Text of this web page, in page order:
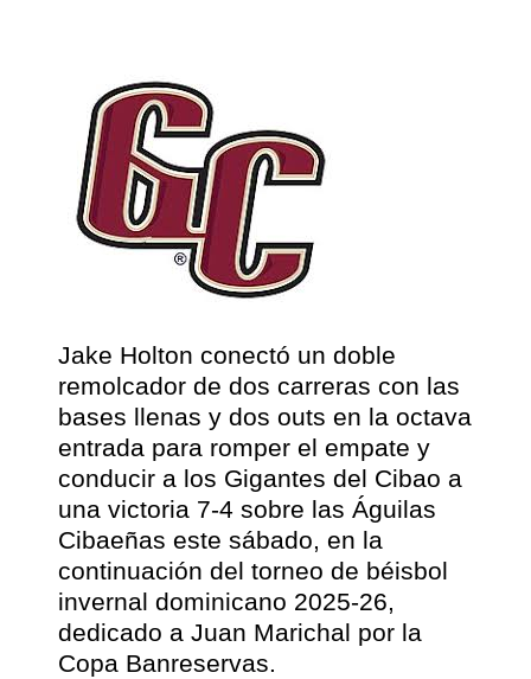
Jake Holton conectó un doble
remolcador de dos carreras con las
bases llenas y dos outs en la octava
entrada para romper el empate y
conducir a los Gigantes del Cibao a
una victoria 7-4 sobre las Águilas
Cibaeñas este sábado, en la
continuación del torneo de béisbol
invernal dominicano 2025-26,
dedicado a Juan Marichal por la
Copa Banreservas.